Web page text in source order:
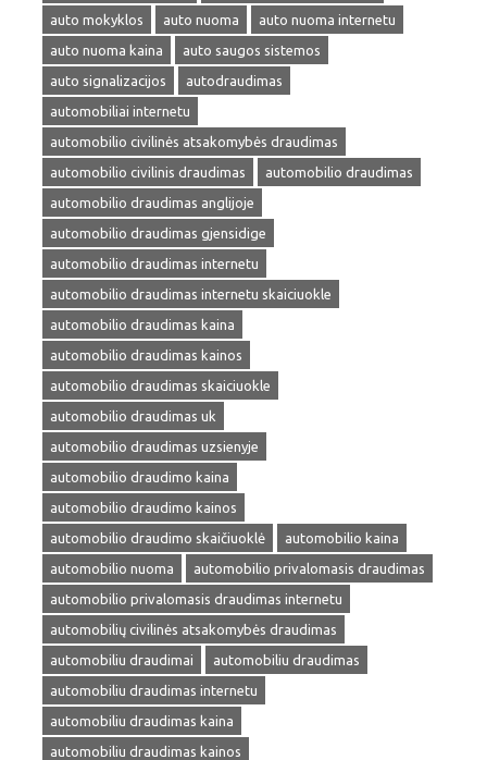
auto mokyklos
auto nuoma
auto nuoma internetu
auto nuoma kaina
auto saugos sistemos
auto signalizacijos
autodraudimas
automobiliai internetu
automobilio civilinės atsakomybės draudimas
automobilio civilinis draudimas
automobilio draudimas
automobilio draudimas anglijoje
automobilio draudimas gjensidige
automobilio draudimas internetu
automobilio draudimas internetu skaiciuokle
automobilio draudimas kaina
automobilio draudimas kainos
automobilio draudimas skaiciuokle
automobilio draudimas uk
automobilio draudimas uzsienyje
automobilio draudimo kaina
automobilio draudimo kainos
automobilio draudimo skaičiuoklė
automobilio kaina
automobilio nuoma
automobilio privalomasis draudimas
automobilio privalomasis draudimas internetu
automobilių civilinės atsakomybės draudimas
automobiliu draudimai
automobiliu draudimas
automobiliu draudimas internetu
automobiliu draudimas kaina
automobiliu draudimas kainos